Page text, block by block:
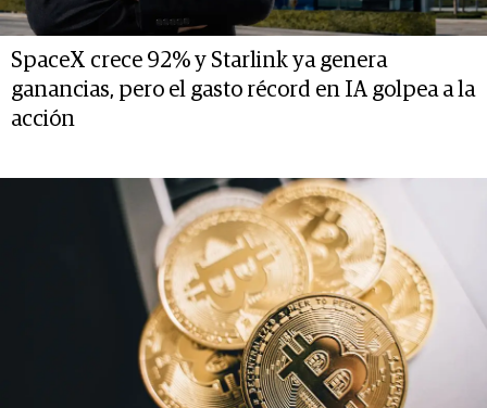
SpaceX crece 92% y Starlink ya genera
ganancias, pero el gasto récord en IA golpea a la
acción